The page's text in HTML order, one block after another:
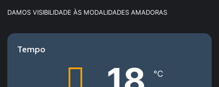
DAMOS VISIBILIDADE ÀS MODALIDADES AMADORAS
Tempo
℃